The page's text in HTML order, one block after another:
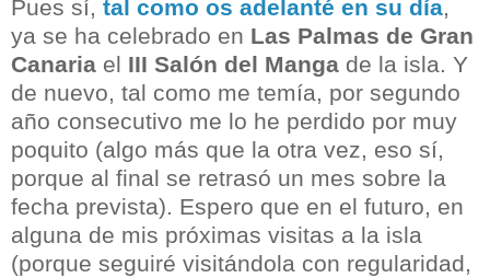
Pues sí, tal como os adelanté en su día,
ya se ha celebrado en Las Palmas de Gran
Canaria el III Salón del Manga de la isla. Y
de nuevo, tal como me temía, por segundo
año consecutivo me lo he perdido por muy
poquito (algo más que la otra vez, eso sí,
porque al final se retrasó un mes sobre la
fecha prevista). Espero que en el futuro, en
alguna de mis próximas visitas a la isla
(porque seguiré visitándola con regularidad,